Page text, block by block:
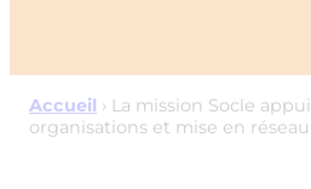
Accueil › La mission Socle
organisations et mise en